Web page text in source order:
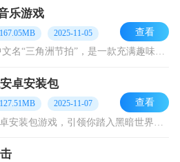
乐游戏
167.05MB 2025-11-05
DeltaBeats，中文名“三角洲节拍”，是一款充满趣味的音乐节奏游戏。它有着别具一格的音游玩法，能为玩家带来诸多乐趣。在充满韵律的节奏律动里，抚慰受伤的心灵
查看
卓安装包
127.51MB 2025-11-07 查看